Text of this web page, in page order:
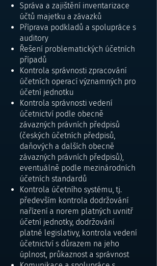
Správa a zajištění inventarizace
účtů majetku a závazků
Příprava podkladů a spolupráce s
auditory
Řešení problematických účetních
případů
Kontrola správnosti zpracování
účetních operací významných pro
účetní jednotku
Kontrola správnosti vedení
účetnictví podle obecně
závazných právních předpisů
(českých účetních předpisů,
daňových a dalších obecně
závazných právních předpisů),
eventuálně podle mezinárodních
účetních standardů
Kontrola účetního systému, tj.
především kontrola dodržování
nařízení a norem platných uvnitř
účetní jednotky, dodržování
platné legislativy, kontrola vedení
účetnictví s důrazem na jeho
úplnost, průkaznost a správnost